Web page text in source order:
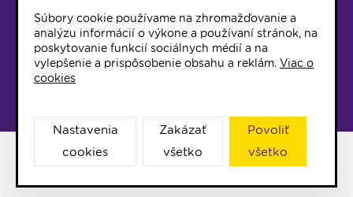
LUMEN KLUB PRIHLÁŠKA
© 2017 Rádio Lumen, Všetky práva vyhradené
Facebook
Súbory cookie používame na zhromažďovanie a
analýzu informácií o výkone a používaní stránok, na
poskytovanie funkcií sociálnych médií a na
vylepšenie a prispôsobenie obsahu a reklám. Viac o
cookies
Nastavenia
cookies
Zakázať
všetko
Povoliť
všetko